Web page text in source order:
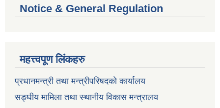
Notice & General Regulation
महत्त्वपूण लिंकहरु
प्रधानमन्त्री तथा मन्त्रीपरिषदको कार्यालय
सङ्घीय मामिला तथा स्थानीय विकास मन्त्रालय